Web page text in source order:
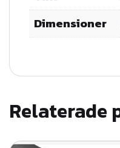
Dimensioner
Relaterade